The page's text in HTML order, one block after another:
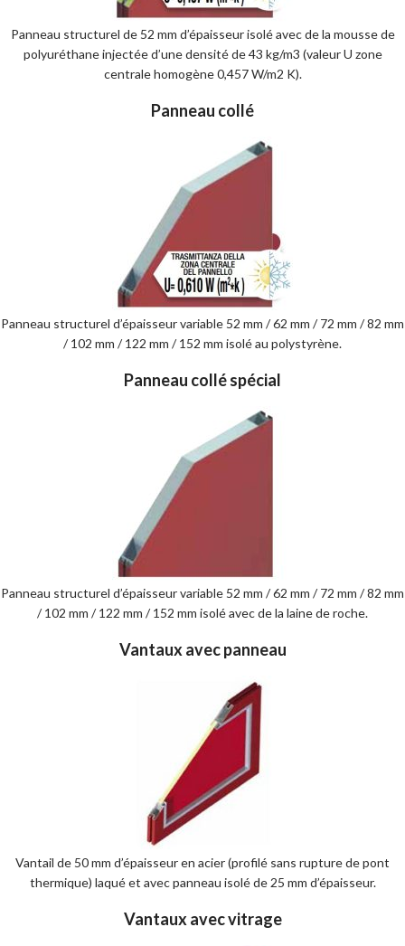
Panneau structurel de 52 mm d’épaisseur isolé avec de la mousse de
polyuréthane injectée d’une densité de 43 kg/m3 (valeur U zone
centrale homogène 0,457 W/m2 K).
Panneau collé
Panneau structurel d’épaisseur variable 52 mm / 62 mm / 72 mm / 82 mm
/ 102 mm / 122 mm / 152 mm isolé au polystyrène.
Panneau collé spécial
Panneau structurel d’épaisseur variable 52 mm / 62 mm / 72 mm / 82 mm
/ 102 mm / 122 mm / 152 mm isolé avec de la laine de roche.
Vantaux avec panneau
Vantail de 50 mm d’épaisseur en acier (profilé sans rupture de pont
thermique) laqué et avec panneau isolé de 25 mm d’épaisseur.
Vantaux avec vitrage